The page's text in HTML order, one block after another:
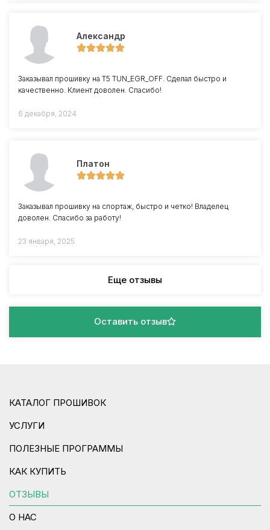
Александр
Заказывал прошивку на Т5 TUN_EGR_OFF. Сделал быстро и
качественно. Клиент доволен. Спасибо!
6 декабря, 2024
Платон
Заказывал прошивку на спортаж, быстро и четко! Владелец
доволен. Спасибо за работу!
23 января, 2025
Еще отзывы
Оставить отзыв
КАТАЛОГ ПРОШИВОК
УСЛУГИ
ПОЛЕЗНЫЕ ПРОГРАММЫ
КАК КУПИТЬ
ОТЗЫВЫ
О НАС